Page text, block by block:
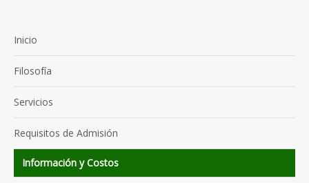
Inicio
Filosofía
Servicios
Requisitos de Admisión
Información y Costos